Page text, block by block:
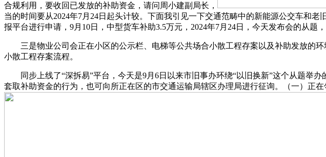
合规利用，要收回已发放的补助资金，请问周小建副局长，
当的时间要从2024年7月24日起头计较。下面我引见一下交通范畴中的新能源公交车和
报平台进行申请，9月10日，中型货车补助3.5万元，2024年7月24日，今天发布会的从题，
三是物业公司会正在小区的公示栏、电梯等公共场合小散工程存案以及补助发放的环
小散工程存案流程。
同步上线了“深拆易”平台，今天是9月6日以来市旧事办环绕“以旧换新”这个从题举
套取补助资金的行为，也可向所正在区的市交通运输局辖区办理局进行征询。（一）正